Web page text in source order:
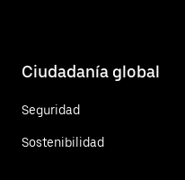
Ciudadanía global
Seguridad
Sostenibilidad